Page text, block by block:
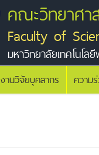
คณะวิทยาศา
Faculty of
มหาวิทยาลัยเทคโนโล
งานวิจัยบุคลากร ความ